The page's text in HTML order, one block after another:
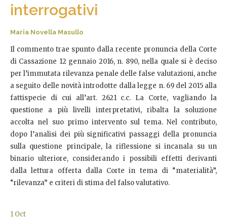
interrogativi
Maria Novella Masullo
Il commento trae spunto dalla recente pronuncia della Corte
di Cassazione 12 gennaio 2016, n. 890, nella quale si è deciso
per l’immutata rilevanza penale delle false valutazioni, anche
a seguito delle novità introdotte dalla legge n. 69 del 2015 alla
fattispecie di cui all’art. 2621 c.c. La Corte, vagliando la
questione a più livelli interpretativi, ribalta la soluzione
accolta nel suo primo intervento sul tema. Nel contributo,
dopo l’analisi dei più significativi passaggi della pronuncia
sulla questione principale, la riflessione si incanala su un
binario ulteriore, considerando i possibili effetti derivanti
dalla lettura offerta dalla Corte in tema di “materialità”,
“rilevanza” e criteri di stima del falso valutativo.
1 Oct